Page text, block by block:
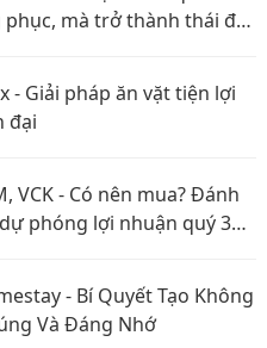
mà trở thành thái độ
- Giải pháp ăn vặt tiện lợi
đại
VCK - Có nên mua? Đánh
phóng lợi nhuận quý 3
- Bí Quyết Tạo Không
Và Đáng Nhớ